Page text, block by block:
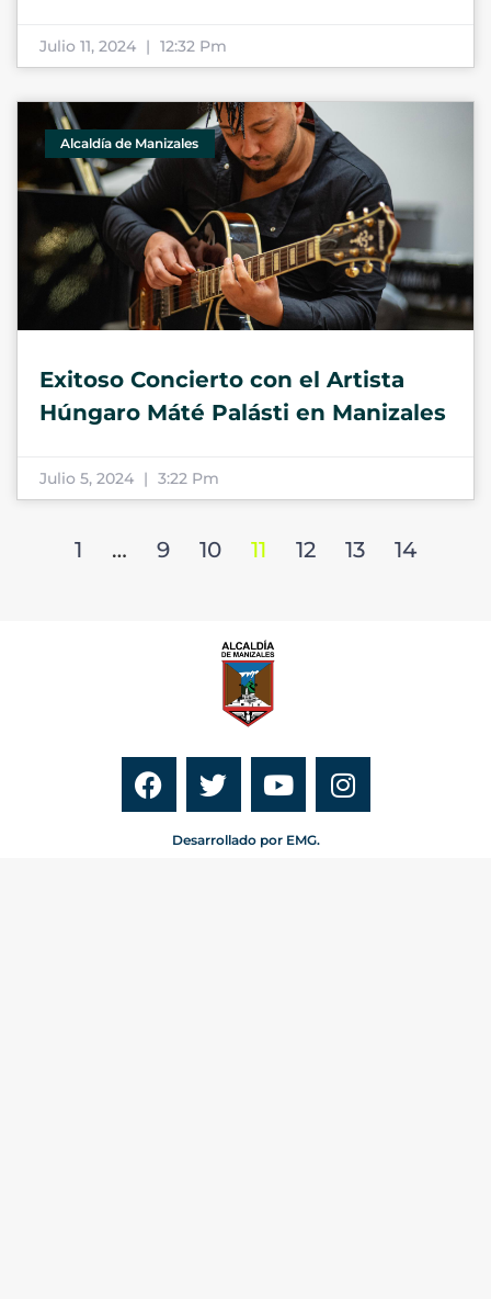
Julio 11, 2024 12:32 Pm
Alcaldía de Manizales
Exitoso Concierto con el Artista
Húngaro Máté Palásti en Manizales
Julio 5, 2024 3:22 Pm
1 … 9 10 11 12 13 14
Desarrollado por EMG.